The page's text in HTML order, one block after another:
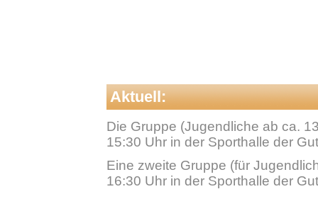
Aktuell:
Die Gruppe (Jugendliche ab ca.
15:30 Uhr in der Sporthalle der
Eine zweite Gruppe (für
16:30 Uhr in der Sporthalle der